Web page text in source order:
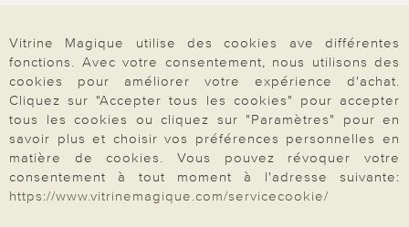
À propos de nous
Besoin d'aide?
Vitrine Magique utilise des cookies ave différentes
fonctions. Avec votre consentement, nous utilisons des
cookies pour améliorer votre expérience d'achat.
Cliquez sur "Accepter tous les cookies" pour accepter
tous les cookies ou cliquez sur "Paramètres" pour en
savoir plus et choisir vos préférences personnelles en
matière de cookies. Vous pouvez révoquer votre
consentement à tout moment à l'adresse suivante:
https://www.vitrinemagique.com/servicecookie/